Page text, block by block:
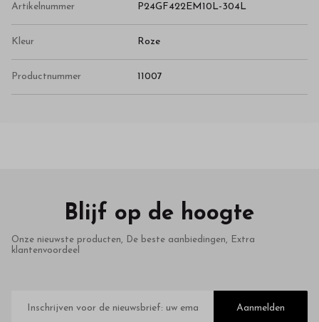
Artikelnummer P24GF422EM10L-304L
Kleur Roze
Productnummer 11007
Blijf op de hoogte
Onze nieuwste producten, De beste aanbiedingen, Extra
klantenvoordeel
mailadres
Aanmelden